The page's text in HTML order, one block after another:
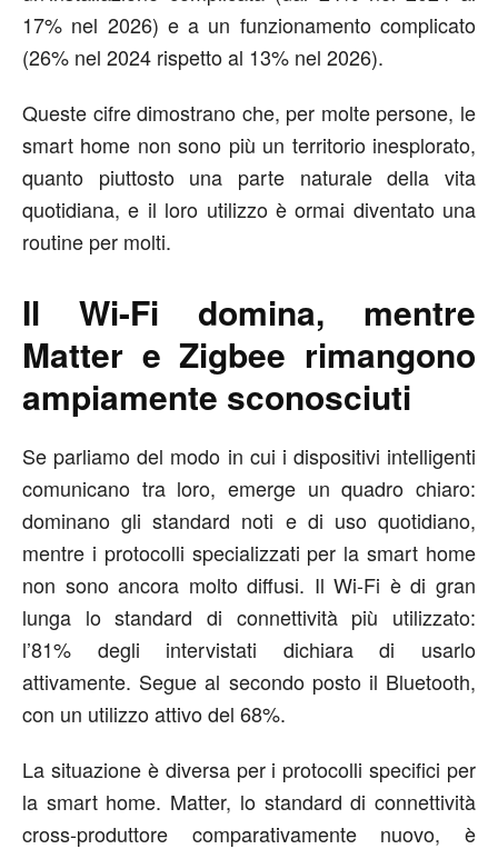
17% nel 2026) e a un funzionamento complicato
(26% nel 2024 rispetto al 13% nel 2026).
Queste cifre dimostrano che, per molte persone, le
smart home non sono più un territorio inesplorato,
quanto piuttosto una parte naturale della vita
quotidiana, e il loro utilizzo è ormai diventato una
routine per molti.
Il Wi-Fi domina, mentre
Matter e Zigbee rimangono
ampiamente sconosciuti
Se parliamo del modo in cui i dispositivi intelligenti
comunicano tra loro, emerge un quadro chiaro:
dominano gli standard noti e di uso quotidiano,
mentre i protocolli specializzati per la smart home
non sono ancora molto diffusi. Il Wi-Fi è di gran
lunga lo standard di connettività più utilizzato:
l’81% degli intervistati dichiara di usarlo
attivamente. Segue al secondo posto il Bluetooth,
con un utilizzo attivo del 68%.
La situazione è diversa per i protocolli specifici per
la smart home. Matter, lo standard di connettività
cross-produttore comparativamente nuovo, è